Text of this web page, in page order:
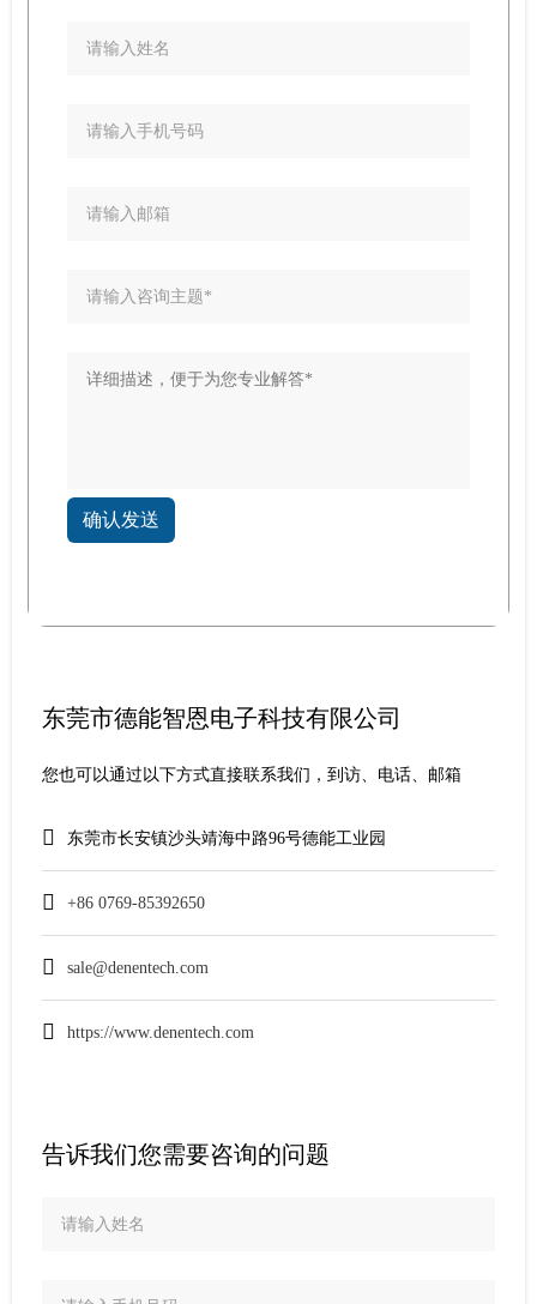
确认发送
告诉我们您需要咨询的问题
东莞市德能智恩电子科技有限公司
您也可以通过以下方式直接联系我们，到访、电话、邮箱
东莞市长安镇沙头靖海中路96号德能工业园
+86 0769-85392650
sale@denentech.com
https://www.denentech.com